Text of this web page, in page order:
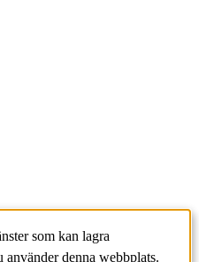
som kan lagra
denna webbplats.